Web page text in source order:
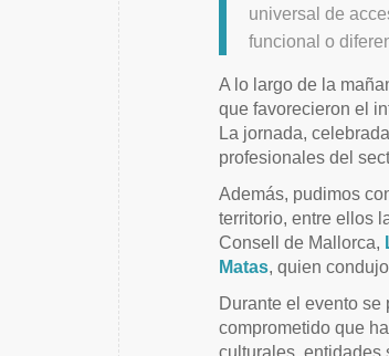
universal de
funcional o
A lo largo de la
que favorecieron el
La jornada,
profesionales del
Además, pudimos
territorio, entre ellos
Consell de Mallorca,
Matas, quien
Durante el evento se
comprometido que